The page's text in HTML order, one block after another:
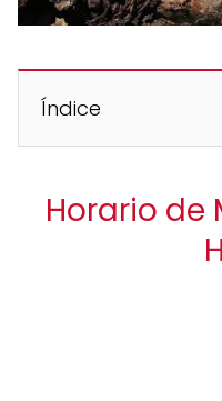
Índice
Horario de